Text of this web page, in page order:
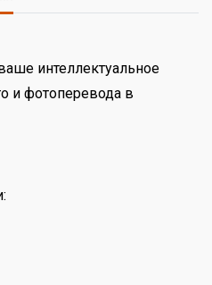
интеллектуальное
и фотоперевода в